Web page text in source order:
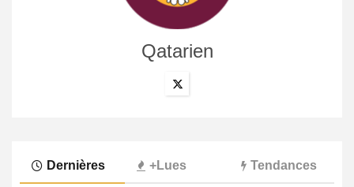
Qatarien
Dernières +Lues Tendances